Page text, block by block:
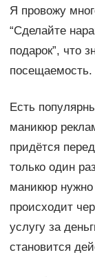
Я провожу
“Сделайте
подарок”, что
посещаемость.
Есть
маникюр
придётся
только один
маникюр
происходит
услугу за
становится